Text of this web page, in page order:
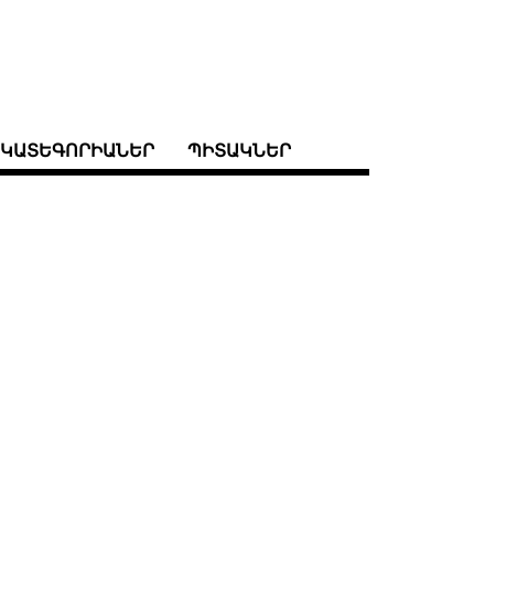
ԿԱՏԵԳՈՐԻԱՆԵՐ ՊԻՏԱԿՆԵՐ